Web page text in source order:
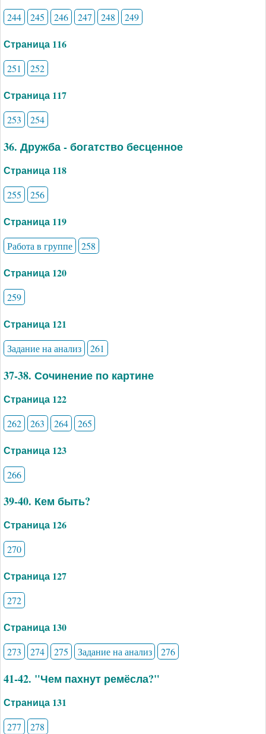
244 245 246 247 248 249
Страница 116
251 252
Страница 117
253 254
36. Дружба - богатство бесценное
Страница 118
255 256
Страница 119
Работа в группе 258
Страница 120
259
Страница 121
Задание на анализ 261
37-38. Сочинение по картине
Страница 122
262 263 264 265
Страница 123
266
39-40. Кем быть?
Страница 126
270
Страница 127
272
Страница 130
273 274 275 Задание на анализ 276
41-42. "Чем пахнут ремёсла?"
Страница 131
277 278